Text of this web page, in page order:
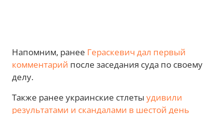
Напомним, ранее Гераскевич дал первый
комментарий после заседания суда по своему
делу.
Также ранее украинские стлеты удивили
результатами и скандалами в шестой день